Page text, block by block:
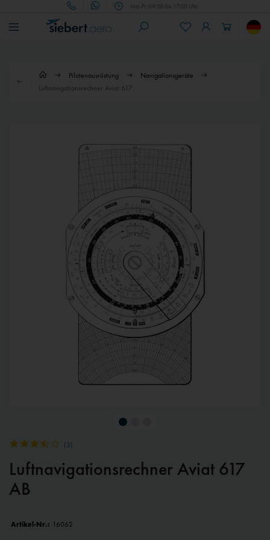
Mo.-Fr. 09:00 bis 17:00 Uhr
Pilotenausrüstung
Navigationsgeräte
Luftnavigationsrechner Aviat 617
(3)
Luftnavigationsrechner Aviat 617
AB
Artikel-Nr.: 16062